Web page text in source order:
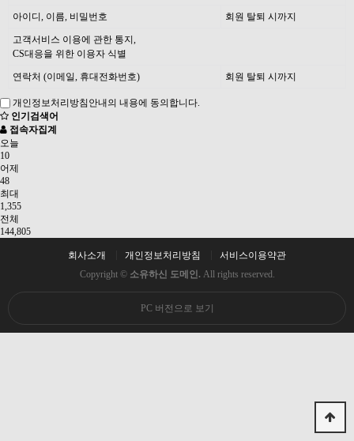
아이디, 이름, 비밀번호 회원 탈퇴 시까지
고객서비스 이용에 관한 통지,
CS대응을 위한 이용자 식별
연락처 (이메일, 휴대전화번호) 회원 탈퇴 시까지
개인정보처리방침안내의 내용에 동의합니다.
인기검색어
접속자집계
오늘
10
어제
48
최대
1,355
전체
144,805
회사소개 개인정보처리방침
서비스이용약관
Copyright © 소유하신 도메인. All rights reserved.
PC 버전으로 보기